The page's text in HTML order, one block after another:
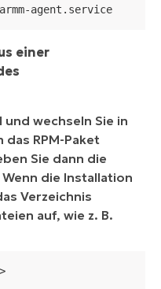
agent.service
einer
wechseln Sie in
RPM-Paket
Sie dann die
die Installation
Verzeichnis
auf, wie z. B.